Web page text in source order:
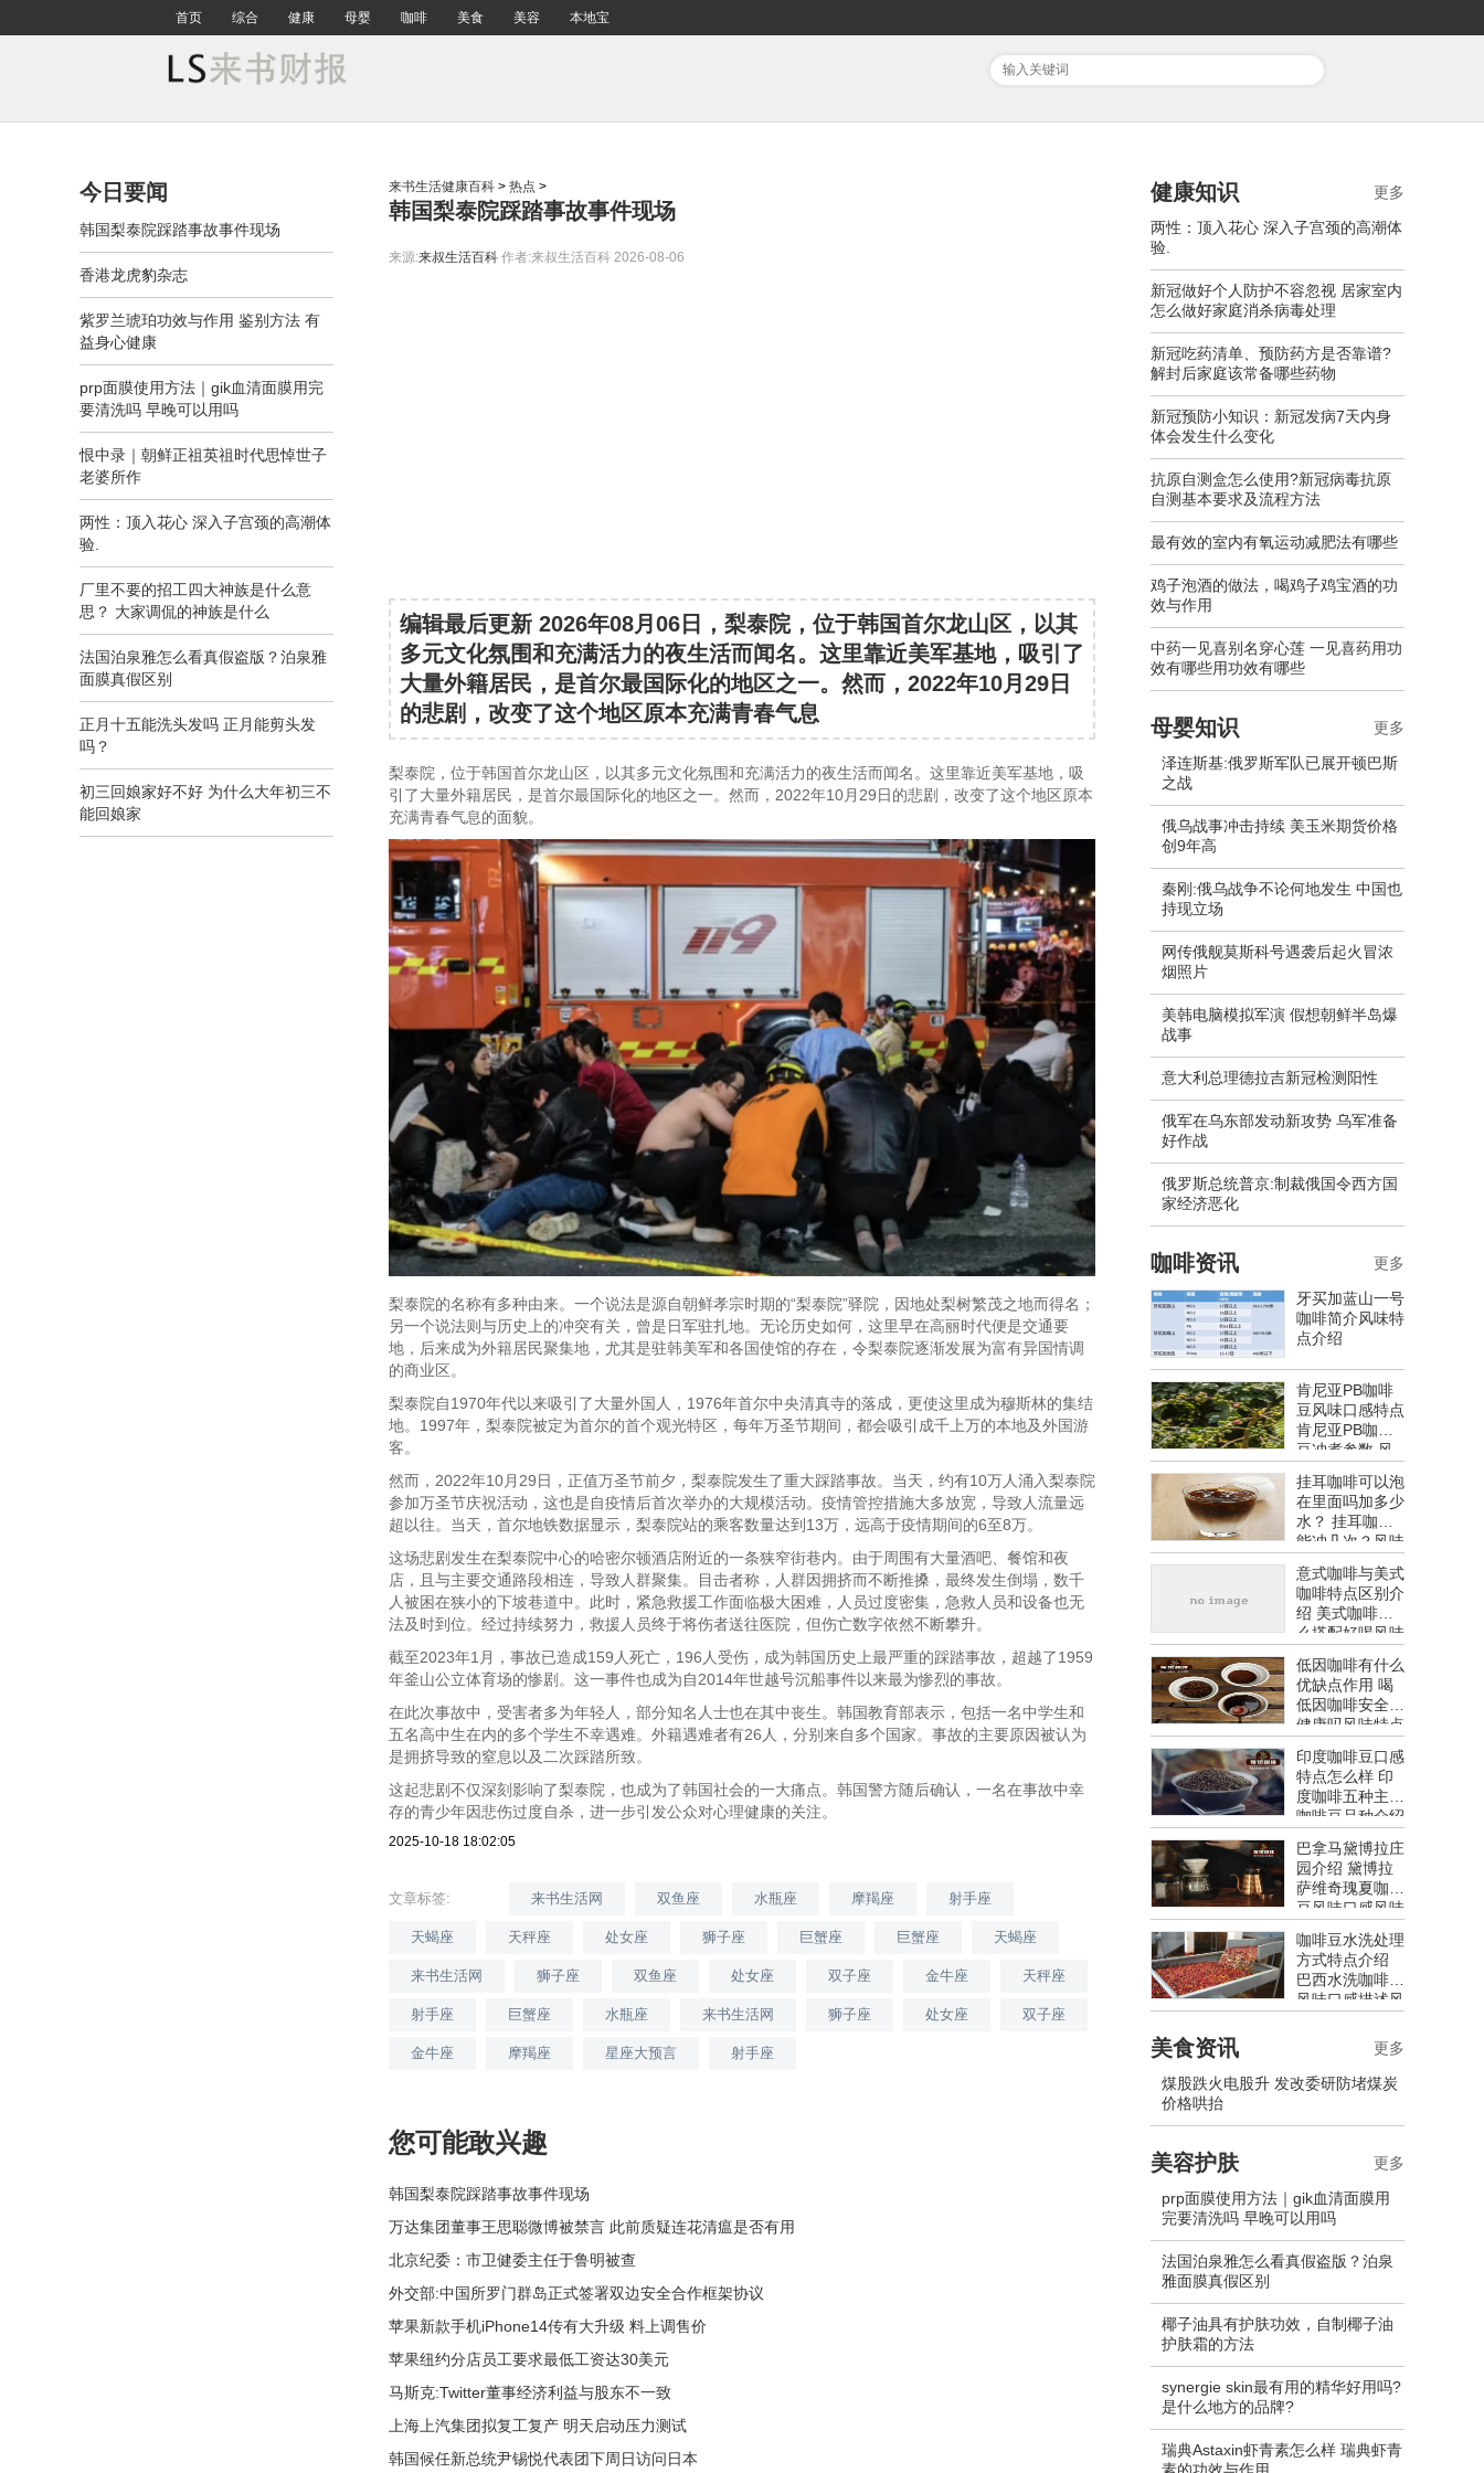
首页 综合 健康 母婴 咖啡 美食 美容 本地宝
今日要闻
韩国梨泰院踩踏事故事件现场
香港龙虎豹杂志
紫罗兰琥珀功效与作用 鉴别方法 有
益身心健康
prp面膜使用方法｜gik血清面膜用完
要清洗吗 早晚可以用吗
恨中录｜朝鲜正祖英祖时代思悼世子
老婆所作
两性：顶入花心 深入子宫颈的高潮体
验.
厂里不要的招工四大神族是什么意
思？ 大家调侃的神族是什么
法国泊泉雅怎么看真假盗版？泊泉雅
面膜真假区别
正月十五能洗头发吗 正月能剪头发
吗？
初三回娘家好不好 为什么大年初三不
能回娘家
来书生活健康百科 > 热点 >
韩国梨泰院踩踏事故事件现场
来源:来叔生活百科 作者:来叔生活百科 2026-08-06
编辑最后更新 2026年08月06日，梨泰院，位于韩国首尔龙山区，以其
多元文化氛围和充满活力的夜生活而闻名。这里靠近美军基地，吸引了
大量外籍居民，是首尔最国际化的地区之一。然而，2022年10月29日
的悲剧，改变了这个地区原本充满青春气息
梨泰院，位于韩国首尔龙山区，以其多元文化氛围和充满活力的夜生活而闻名。这里靠近美军基地，吸
引了大量外籍居民，是首尔最国际化的地区之一。然而，2022年10月29日的悲剧，改变了这个地区原本
充满青春气息的面貌。
梨泰院的名称有多种由来。一个说法是源自朝鲜孝宗时期的“梨泰院”驿院，因地处梨树繁茂之地而得名；
另一个说法则与历史上的冲突有关，曾是日军驻扎地。无论历史如何，这里早在高丽时代便是交通要
地，后来成为外籍居民聚集地，尤其是驻韩美军和各国使馆的存在，令梨泰院逐渐发展为富有异国情调
的商业区。
梨泰院自1970年代以来吸引了大量外国人，1976年首尔中央清真寺的落成，更使这里成为穆斯林的集结
地。1997年，梨泰院被定为首尔的首个观光特区，每年万圣节期间，都会吸引成千上万的本地及外国游
客。
然而，2022年10月29日，正值万圣节前夕，梨泰院发生了重大踩踏事故。当天，约有10万人涌入梨泰院
参加万圣节庆祝活动，这也是自疫情后首次举办的大规模活动。疫情管控措施大多放宽，导致人流量远
超以往。当天，首尔地铁数据显示，梨泰院站的乘客数量达到13万，远高于疫情期间的6至8万。
这场悲剧发生在梨泰院中心的哈密尔顿酒店附近的一条狭窄街巷内。由于周围有大量酒吧、餐馆和夜
店，且与主要交通路段相连，导致人群聚集。目击者称，人群因拥挤而不断推搡，最终发生倒塌，数千
人被困在狭小的下坡巷道中。此时，紧急救援工作面临极大困难，人员过度密集，急救人员和设备也无
法及时到位。经过持续努力，救援人员终于将伤者送往医院，但伤亡数字依然不断攀升。
截至2023年1月，事故已造成159人死亡，196人受伤，成为韩国历史上最严重的踩踏事故，超越了1959
年釜山公立体育场的惨剧。这一事件也成为自2014年世越号沉船事件以来最为惨烈的事故。
在此次事故中，受害者多为年轻人，部分知名人士也在其中丧生。韩国教育部表示，包括一名中学生和
五名高中生在内的多个学生不幸遇难。外籍遇难者有26人，分别来自多个国家。事故的主要原因被认为
是拥挤导致的窒息以及二次踩踏所致。
这起悲剧不仅深刻影响了梨泰院，也成为了韩国社会的一大痛点。韩国警方随后确认，一名在事故中幸
存的青少年因悲伤过度自杀，进一步引发公众对心理健康的关注。
2025-10-18 18:02:05
文章标签: 来书生活网 双鱼座 水瓶座 摩羯座 射手座
天蝎座 天秤座 处女座 狮子座 巨蟹座 巨蟹座 天蝎座
来书生活网 狮子座 双鱼座 处女座 双子座 金牛座 天秤座
射手座 巨蟹座 水瓶座 来书生活网 狮子座 处女座 双子座
金牛座 摩羯座 星座大预言 射手座
您可能敢兴趣
韩国梨泰院踩踏事故事件现场
万达集团董事王思聪微博被禁言 此前质疑连花清瘟是否有用
北京纪委：市卫健委主任于鲁明被查
外交部:中国所罗门群岛正式签署双边安全合作框架协议
苹果新款手机iPhone14传有大升级 料上调售价
苹果纽约分店员工要求最低工资达30美元
马斯克:Twitter董事经济利益与股东不一致
上海上汽集团拟复工复产 明天启动压力测试
韩国候任新总统尹锡悦代表团下周日访问日本
健康知识
两性：顶入花心 深入子宫颈的高潮体
验.
新冠做好个人防护不容忽视 居家室内
怎么做好家庭消杀病毒处理
新冠吃药清单、预防药方是否靠谱?
解封后家庭该常备哪些药物
新冠预防小知识：新冠发病7天内身
体会发生什么变化
抗原自测盒怎么使用?新冠病毒抗原
自测基本要求及流程方法
最有效的室内有氧运动减肥法有哪些
鸡子泡酒的做法，喝鸡子鸡宝酒的功
效与作用
中药一见喜别名穿心莲 一见喜药用功
效有哪些用功效有哪些
更多
母婴知识
泽连斯基:俄罗斯军队已展开顿巴斯
之战
俄乌战事冲击持续 美玉米期货价格
创9年高
秦刚:俄乌战争不论何地发生 中国也
持现立场
网传俄舰莫斯科号遇袭后起火冒浓
烟照片
美韩电脑模拟军演 假想朝鲜半岛爆
战事
意大利总理德拉吉新冠检测阳性
俄军在乌东部发动新攻势 乌军准备
好作战
​俄罗斯总统普京:制裁俄国令西方国
家经济恶化
更多
咖啡资讯
牙买加蓝山一号
咖啡简介风味特
点介绍
肯尼亚PB咖啡
豆风味口感特点
肯尼亚PB咖啡
豆冲煮参数 风
挂耳咖啡可以泡
在里面吗加多少
水？ 挂耳咖啡
能冲几次？风味
意式咖啡与美式
咖啡特点区别介
绍 美式咖啡怎
么搭配好喝风味
低因咖啡有什么
优缺点作用 喝
低因咖啡安全吗
健康吗风味特点
印度咖啡豆口感
特点怎么样 印
度咖啡五种主要
咖啡豆品种介绍
巴拿马黛博拉庄
园介绍 黛博拉
萨维奇瑰夏咖啡
豆风味口感风味
咖啡豆水洗处理
方式特点介绍
巴西水洗咖啡豆
风味口感描述风
更多
美食资讯
煤股跌火电股升 发改委研防堵煤炭
价格哄抬
更多
美容护肤
prp面膜使用方法｜gik血清面膜用
完要清洗吗 早晚可以用吗
法国泊泉雅怎么看真假盗版？泊泉
雅面膜真假区别
椰子油具有护肤功效，自制椰子油
护肤霜的方法
synergie skin最有用的精华好用吗?
是什么地方的品牌?
瑞典Astaxin虾青素怎么样 瑞典虾青
更多